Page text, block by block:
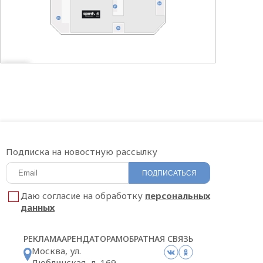
РЕКЛАМААРЕНДАТОРАМОБРАТНАЯ СВЯЗЬ
Москва, ул.
Подписка на новостную рассылку
ПОДПИСАТЬСЯ
Даю согласие на обработку персональных
данных